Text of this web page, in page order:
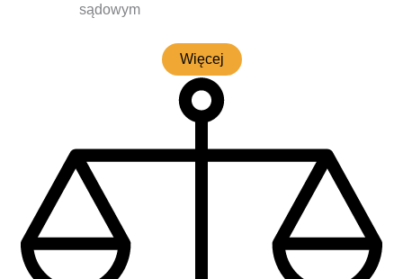
sądowym
Wię­cej